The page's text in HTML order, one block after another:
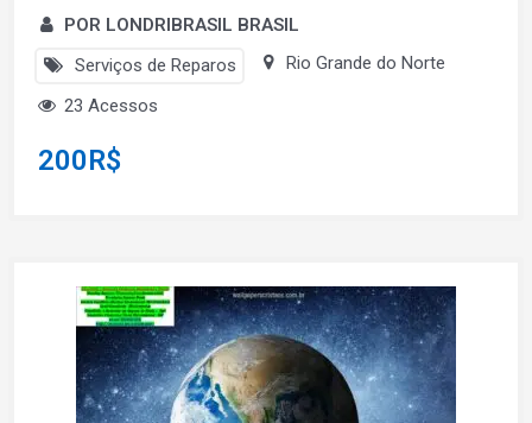
POR LONDRIBRASIL BRASIL
Serviços de Reparos
Rio Grande do Norte
23 Acessos
200R$